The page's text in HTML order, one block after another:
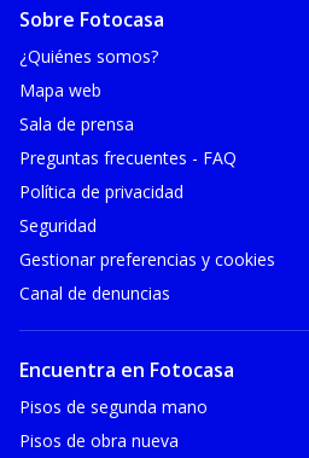
Sobre Fotocasa
¿Quiénes somos?
Mapa web
Sala de prensa
Preguntas frecuentes - FAQ
Política de privacidad
Seguridad
Gestionar preferencias y cookies
Canal de denuncias
Encuentra en Fotocasa
Pisos de segunda mano
Pisos de obra nueva